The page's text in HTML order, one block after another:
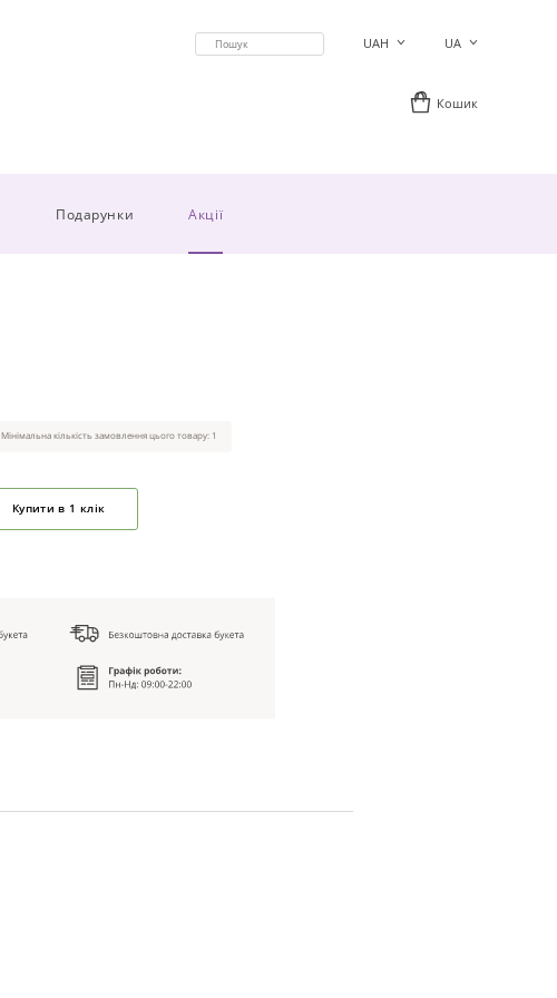
UAH UA
Кошик
Подарунки Акції
Мінімальна кількість замовлення цього товару: 1
Купити в 1 клік